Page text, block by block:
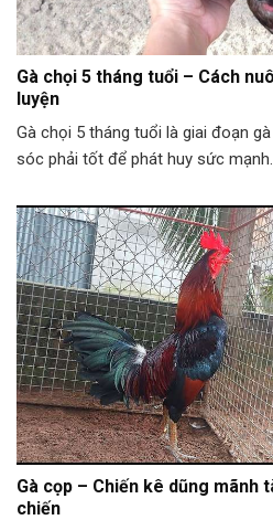
Gà chọi 5 tháng tuổi – Cách
luyện
Gà chọi 5 tháng tuổi là giai đoạn
sóc phải tốt để phát huy sức
Gà cọp – Chiến kê dũng mãnh
chiến